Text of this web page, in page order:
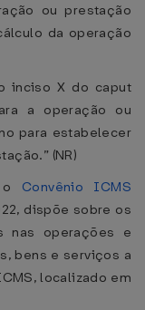
ou prestação
da operação
inciso X do caput
a operação ou
para estabelecer
(NR)
o Convênio ICMS
dispõe sobre os
nas operações e
bens e serviços a
localizado em